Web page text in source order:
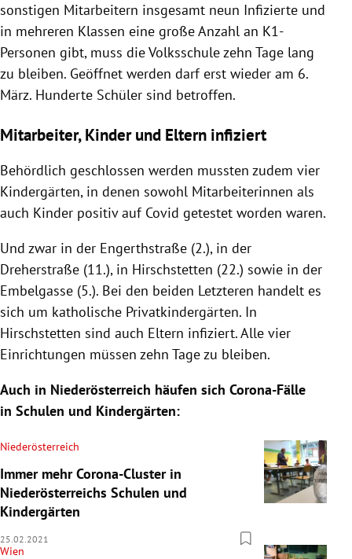
sonstigen Mitarbeitern insgesamt neun Infizierte und
in mehreren Klassen eine große Anzahl an K1-
Personen gibt, muss die Volksschule zehn Tage lang
zu bleiben. Geöffnet werden darf erst wieder am 6.
März. Hunderte Schüler sind betroffen.
Mitarbeiter, Kinder und Eltern infiziert
Behördlich geschlossen werden mussten zudem vier
Kindergärten, in denen sowohl Mitarbeiterinnen als
auch Kinder positiv auf Covid getestet worden waren.
Und zwar in der Engerthstraße (2.), in der
Dreherstraße (11.), in Hirschstetten (22.) sowie in der
Embelgasse (5.). Bei den beiden Letzteren handelt es
sich um katholische Privatkindergärten. In
Hirschstetten sind auch Eltern infiziert. Alle vier
Einrichtungen müssen zehn Tage zu bleiben.
Auch in Niederösterreich häufen sich Corona-Fälle
in Schulen und Kindergärten:
Niederösterreich
Immer mehr Corona-Cluster in
Niederösterreichs Schulen und
Kindergärten
25.02.2021
Wien